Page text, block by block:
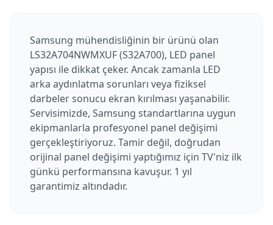
Samsung mühendisliğinin bir ürünü olan
LS32A704NWMXUF (S32A700), LED panel
yapısı ile dikkat çeker. Ancak zamanla LED
arka aydınlatma sorunları veya fiziksel
darbeler sonucu ekran kırılması yaşanabilir.
Servisimizde, Samsung standartlarına uygun
ekipmanlarla profesyonel panel değişimi
gerçekleştiriyoruz. Tamir değil, doğrudan
orijinal panel değişimi yaptığımız için TV'niz ilk
günkü performansına kavuşur. 1 yıl
garantimiz altındadır.